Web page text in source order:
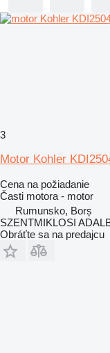
3
Motor Kohler
Cena na požiadanie
Časti motora - motor
Rumunsko, Borș
SZENTMIKLOSI
Obráťte sa na predajcu